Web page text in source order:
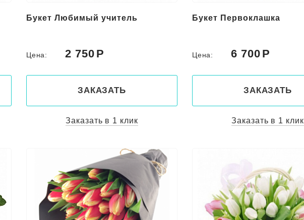
Букет Любимый учитель
Цена: 2 750
ЗАКАЗАТЬ
Заказать в 1 клик
Букет Первоклашка
Цена: 6 700
ЗАКАЗАТЬ
Заказать в 1 клик